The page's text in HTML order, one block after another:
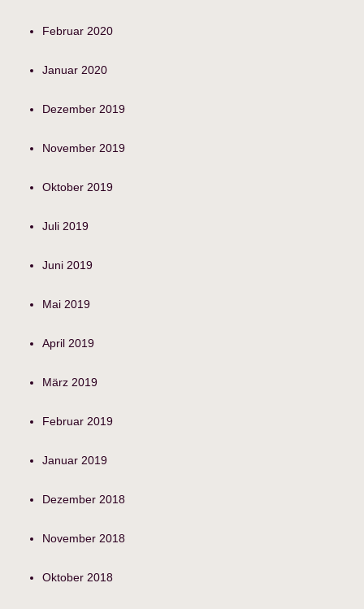
Februar 2020
Januar 2020
Dezember 2019
November 2019
Oktober 2019
Juli 2019
Juni 2019
Mai 2019
April 2019
März 2019
Februar 2019
Januar 2019
Dezember 2018
November 2018
Oktober 2018